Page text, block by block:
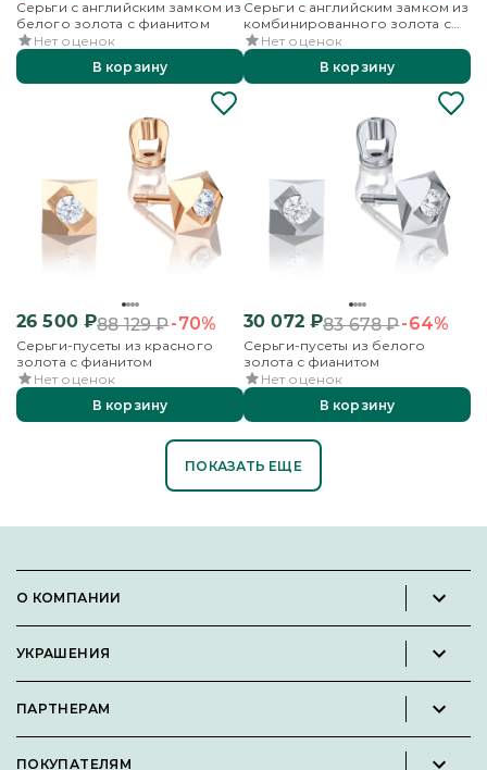
Серьги с английским замком из
белого золота с фианитом
Нет оценок
В корзину
Серьги с английским замком из
комбинированного золота с
фианитом
Нет оценок
В корзину
26 500₽88 129₽-70%
Серьги-пусеты из красного
золота с фианитом
Нет оценок
В корзину
30 072₽83 678₽-64%
Серьги-пусеты из белого
золота с фианитом
Нет оценок
В корзину
ПОКАЗАТЬ ЕЩЕ
О КОМПАНИИ
Вакансии
УКРАШЕНИЯ
Кольца
ПАРТНЕРАМ
ПОКУПАТЕЛЯМ